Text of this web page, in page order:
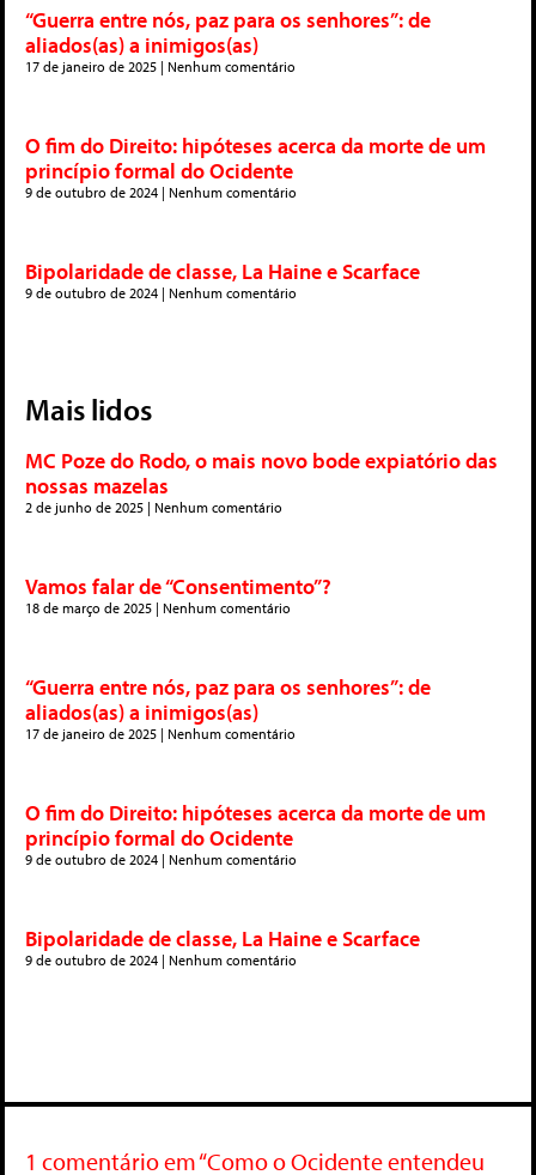
“Guerra entre nós, paz para os senhores”: de
aliados(as) a inimigos(as)
17 de janeiro de 2025 Nenhum comentário
O fim do Direito: hipóteses acerca da morte de um
princípio formal do Ocidente
9 de outubro de 2024 Nenhum comentário
Bipolaridade de classe, La Haine e Scarface
9 de outubro de 2024 Nenhum comentário
Mais lidos
MC Poze do Rodo, o mais novo bode expiatório das
nossas mazelas
2 de junho de 2025 Nenhum comentário
Vamos falar de “Consentimento”?
18 de março de 2025 Nenhum comentário
“Guerra entre nós, paz para os senhores”: de
aliados(as) a inimigos(as)
17 de janeiro de 2025 Nenhum comentário
O fim do Direito: hipóteses acerca da morte de um
princípio formal do Ocidente
9 de outubro de 2024 Nenhum comentário
Bipolaridade de classe, La Haine e Scarface
9 de outubro de 2024 Nenhum comentário
1 comentário em “Como o Ocidente entendeu